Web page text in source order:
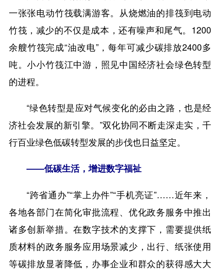
一张张电动竹筏载满游客。从烧燃油的排筏到电动
竹筏，减少的不仅是成本，还有噪声和尾气。1200
余艘竹筏完成“油改电”，每年可减少碳排放2400多
吨。小小竹筏江中游，照见中国经济社会绿色转型
的进程。
“绿色转型是应对气候变化的必由之路，也是经
济社会发展的新引擎。”双化协同不断走深走实，千
行百业绿色低碳转型发展的步伐也日益坚定。
——低碳生活，增进数字福祉
“跨省通办”“掌上办件”“手机亮证”……近年来，
各地各部门在简化审批流程、优化政务服务中推出
诸多创新举措。在数字技术的支撑下，需要提供纸
质材料的政务服务应用场景减少，出行、纸张使用
等碳排放显著降低，办事企业和群众的获得感大大